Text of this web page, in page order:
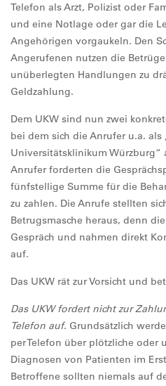
Telefon als Arzt, Polizist oder
und eine Notlage oder gar die
Angehörigen vorgaukeln. Den
Angerufenen nutzen die
unüberlegten Handlungen zu
Geldzahlung.
Dem UKW sind nun zwei
bei dem sich die Anrufer u.a. als
Universitätsklinikum Würzburg“
Anrufer forderten die
fünfstellige Summe für die
zu zahlen. Die Anrufe stellten
Betrugsmasche heraus, denn
Gespräch und nahmen direkt
auf.
Das UKW rät zur Vorsicht und
Das UKW fordert nicht zur
Telefon auf. Grundsätzlich
per Telefon über plötzliche oder
Diagnosen von Patienten im
Betroffene sollten niemals auf